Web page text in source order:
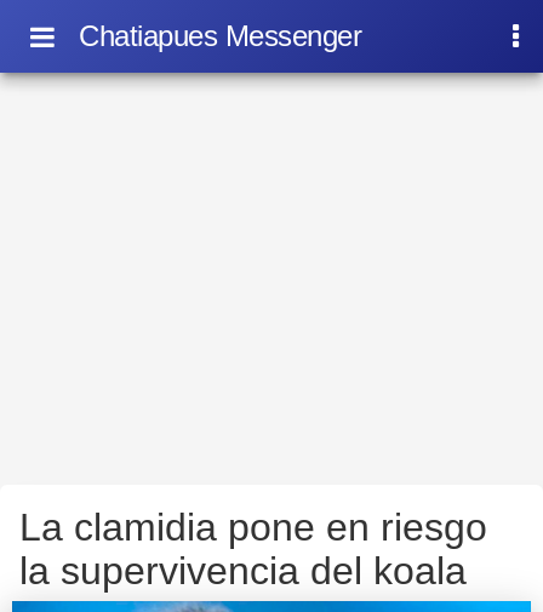
Chatiapues Messenger
La clamidia pone en riesgo
la supervivencia del koala